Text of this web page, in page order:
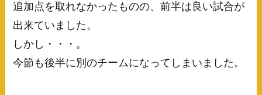
追加点を取れなかったものの、前半は良い試合が
出来ていました。
しかし・・・。
今節も後半に別のチームになってしまいました。